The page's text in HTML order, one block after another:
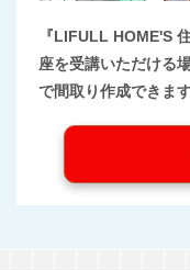
『LIFULL HOME'S
座を受講いただける
で間取り作成できます